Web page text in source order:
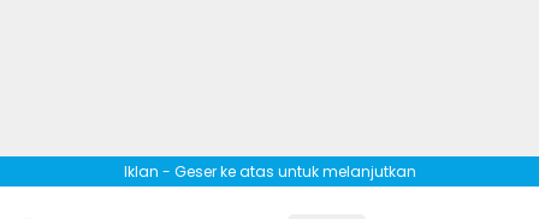
Iklan - Geser ke atas untuk melanjutkan